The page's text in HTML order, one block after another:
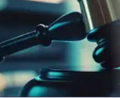
- Proceso de
3 – 12 mm * 11 piezas (3
– 20 mm * 7 piezas (14 /